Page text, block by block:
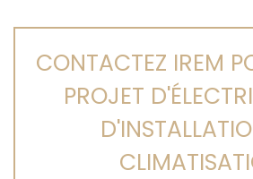
CONTACTEZ IREM
PROJET